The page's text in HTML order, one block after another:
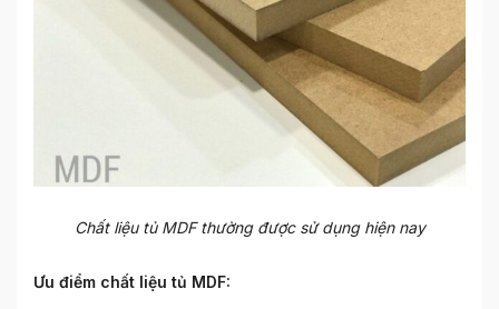
Chất liệu tủ MDF thường được sử dụng hiện nay
Ưu điểm chất liệu tủ MDF: